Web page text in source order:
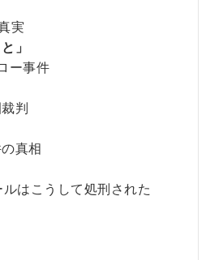
実
」
ー事件
判
真相
はこうして処刑された